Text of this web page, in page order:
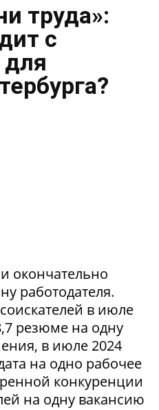
труда»:
с
окончательно
работодателя.
в июле
резюме на одну
в июле 2024
на одно рабочее
конкуренции
на одну вакансию